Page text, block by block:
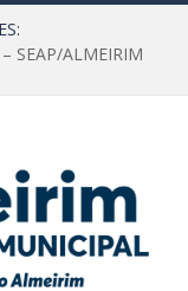
SEAP/ALMEIRIM